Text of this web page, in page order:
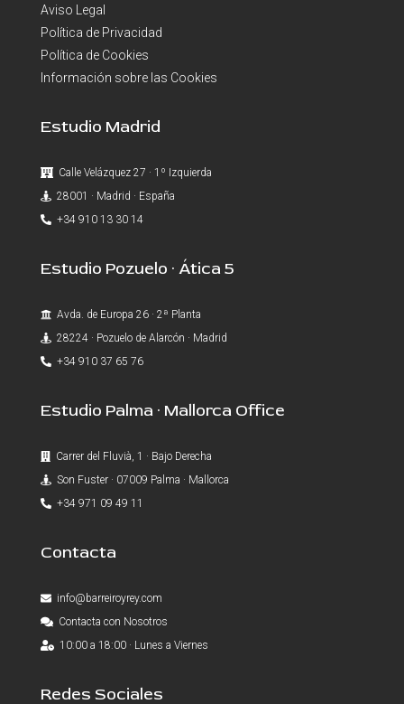
Aviso Legal
Política de Privacidad
Política de Cookies
Información sobre las Cookies
Estudio Madrid
Calle Velázquez 27 · 1º Izquierda
28001 · Madrid · España
+34 910 13 30 14
Estudio Pozuelo · Ática 5
Avda. de Europa 26 · 2ª Planta
28224 · Pozuelo de Alarcón · Madrid
+34 910 37 65 76
Estudio Palma · Mallorca Office
Carrer del Fluvià, 1 · Bajo Derecha
Son Fuster · 07009 Palma · Mallorca
+34 971 09 49 11
Contacta
info@barreiroyrey.com
Contacta con Nosotros
10:00 a 18:00 · Lunes a Viernes
Redes Sociales